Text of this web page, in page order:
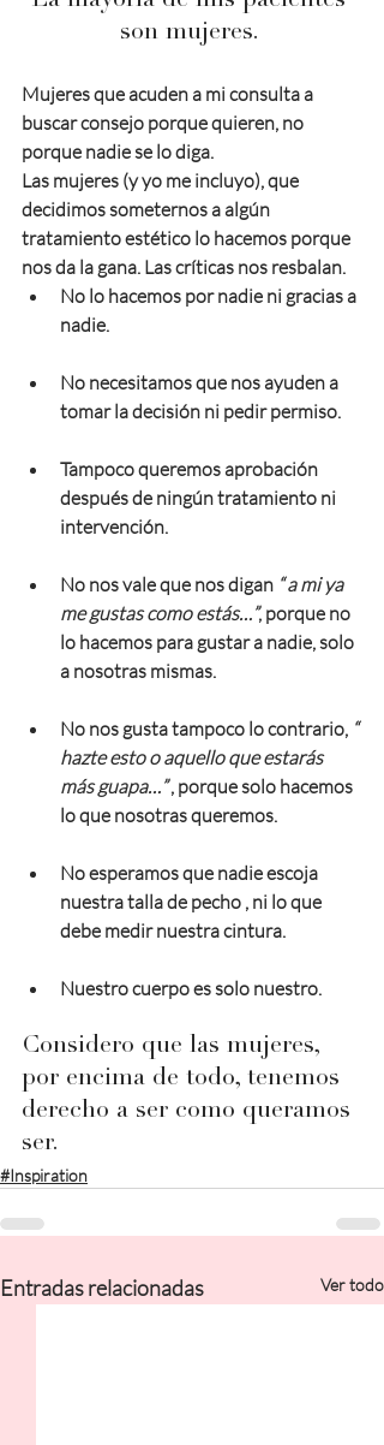
son mujeres.
Mujeres que acuden a mi consulta a
buscar consejo porque quieren, no
porque nadie se lo diga.
Las mujeres (y yo me incluyo), que
decidimos someternos a algún
tratamiento estético lo hacemos porque
nos da la gana. Las críticas nos resbalan.
No lo hacemos por nadie ni gracias a
nadie.
No necesitamos que nos ayuden a
tomar la decisión ni pedir permiso.
Tampoco queremos aprobación
después de ningún tratamiento ni
intervención.
No nos vale que nos digan “ a mi ya
me gustas como estás…”, porque no
lo hacemos para gustar a nadie, solo
a nosotras mismas.
No nos gusta tampoco lo contrario, “
hazte esto o aquello que estarás
más guapa…” , porque solo hacemos
lo que nosotras queremos.
No esperamos que nadie escoja
nuestra talla de pecho , ni lo que
debe medir nuestra cintura.
Nuestro cuerpo es solo nuestro.
Considero que las mujeres,
por encima de todo, tenemos
derecho a ser como queramos
ser.
#Inspiration
Entradas relacionadas Ver todo